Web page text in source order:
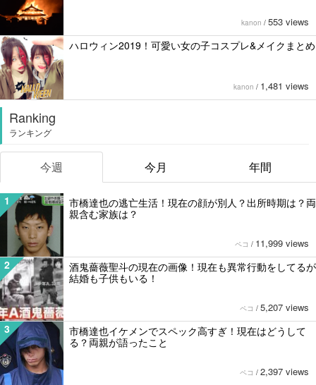
kanon / 553 views
ハロウィン2019！可愛い女の子コスプレ&メイクまとめ
kanon / 1,481 views
Ranking
ランキング
今週 今月 年間
1
市橋達也の逃亡生活！現在の顔が別人？出所時期は？両
親含む家族は？
ペコ / 11,999 views
2
酒鬼薔薇聖斗の現在の画像！現在も異常行動をしてるが
結婚も子供もいる！
ペコ / 5,207 views
3
市橋達也イケメンでスペック高すぎ！現在はどうして
る？両親が語ったこと
ペコ / 2,397 views